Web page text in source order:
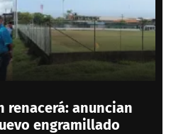
renacerá: anuncian
engramillado